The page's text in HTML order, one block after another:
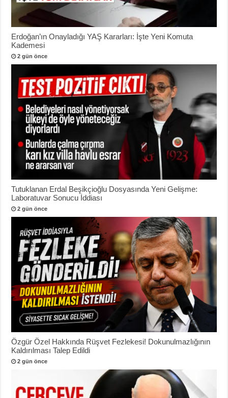
Erdoğan’ın Onayladığı YAŞ Kararları: İşte Yeni Komuta
Kademesi
2 gün önce
Tutuklanan Erdal Beşikçioğlu Dosyasında Yeni Gelişme:
Laboratuvar Sonucu İddiası
2 gün önce
Özgür Özel Hakkında Rüşvet Fezlekesi! Dokunulmazlığının
Kaldırılması Talep Edildi
2 gün önce